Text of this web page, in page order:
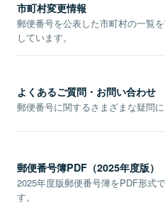
市町村変更情報
郵便番号を公表した市町村の一覧
しています。
よくあるご質問・お問い合わせ
郵便番号に関するさまざまな疑問に
郵便番号簿PDF（2025年度版）
2025年度版郵便番号簿をPDF形式
す。